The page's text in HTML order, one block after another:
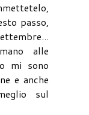
passo,
alle
mi sono
e anche
sul